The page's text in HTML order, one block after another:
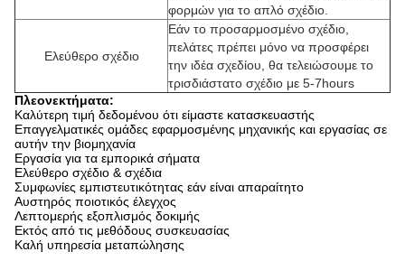
φορμών για το απλό σχέδιο.
Ελεύθερο σχέδιο
Εάν το προσαρμοσμένο σχέδιο,
πελάτες πρέπει μόνο να προσφέρει
την ιδέα σχεδίου, θα τελειώσουμε το
τρισδιάστατο σχέδιο με 5-7hours
Πλεονεκτήματα:
Καλύτερη τιμή δεδομένου ότι είμαστε κατασκευαστής
Επαγγελματικές ομάδες εφαρμοσμένης μηχανικής και εργασίας σε
αυτήν την βιομηχανία
Εργασία για τα εμπορικά σήματα
Ελεύθερο σχέδιο & σχέδια
Συμφωνίες εμπιστευτικότητας εάν είναι απαραίτητο
Αυστηρός ποιοτικός έλεγχος
Λεπτομερής εξοπλισμός δοκιμής
Εκτός από τις μεθόδους συσκευασίας
Καλή υπηρεσία μεταπώλησης